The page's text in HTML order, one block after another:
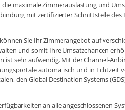
maximale Zimmerauslastung und
mit zertifizierter Schnittstelle
Sie Ihr Zimmerangebot auf
und somit Ihre Umsatzchancen
ist sehr aufwendig. Mit der Channel-
automatisch und in Echtzeit
den Global Destination Systems
an alle angeschlossenen